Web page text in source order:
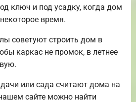
ключ и под усадку, когда дом
время.
советуют строить дом в
каркас не промок, в летнее
или сада считают дома на
сайте можно найти